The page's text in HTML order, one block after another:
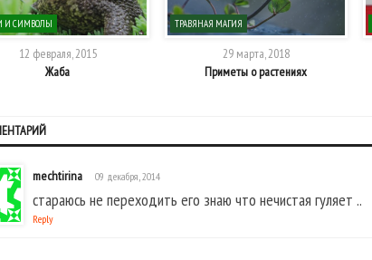
И СИМВОЛЫ
12 февраля, 2015
Жаба
ТРАВЯНАЯ МАГИЯ
29 марта, 2018
Приметы о растениях
mechtirina 09 декабря, 2014
стараюсь не переходить его знаю что нечистая гуляет ..
Reply